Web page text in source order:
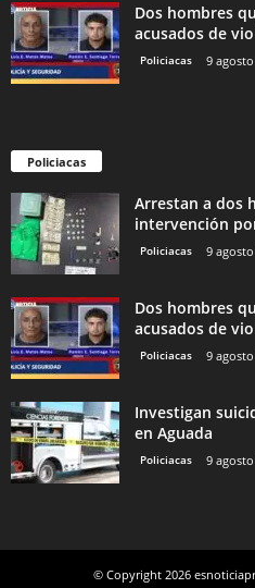
Dos hombres
acusados de
Policiacas 9
Policiacas
Arrestan a dos
intervención
Policiacas 9
Dos hombres
acusados de
Policiacas 9
Investigan
en Aguada
Policiacas 9
© Copyright 2026